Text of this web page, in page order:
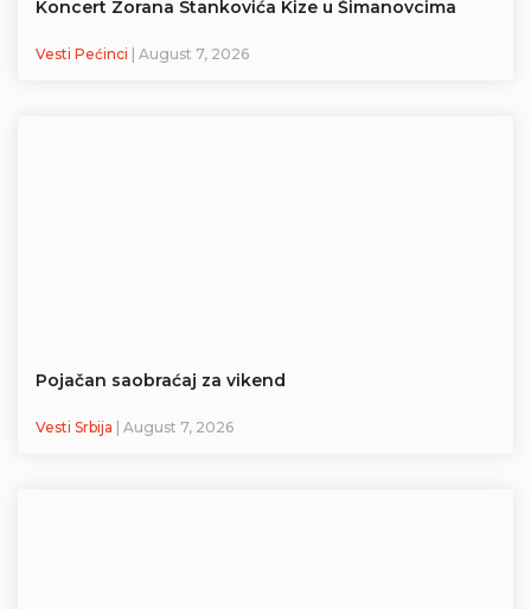
Koncert Zorana Stankovića Kize u Šimanovcima
Vesti Pećinci | August 7, 2026
Pojačan saobraćaj za vikend
Vesti Srbija | August 7, 2026